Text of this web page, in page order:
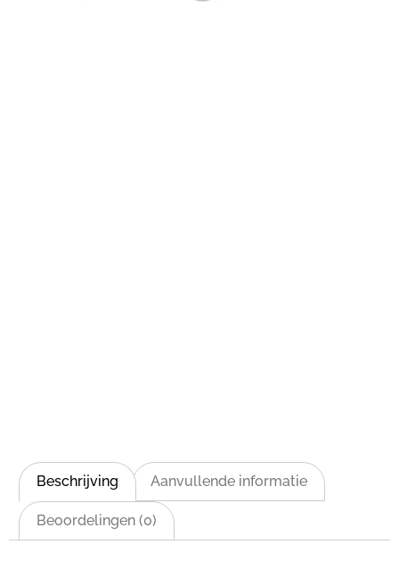
Beschrijving Aanvullende informatie
Beoordelingen (0)